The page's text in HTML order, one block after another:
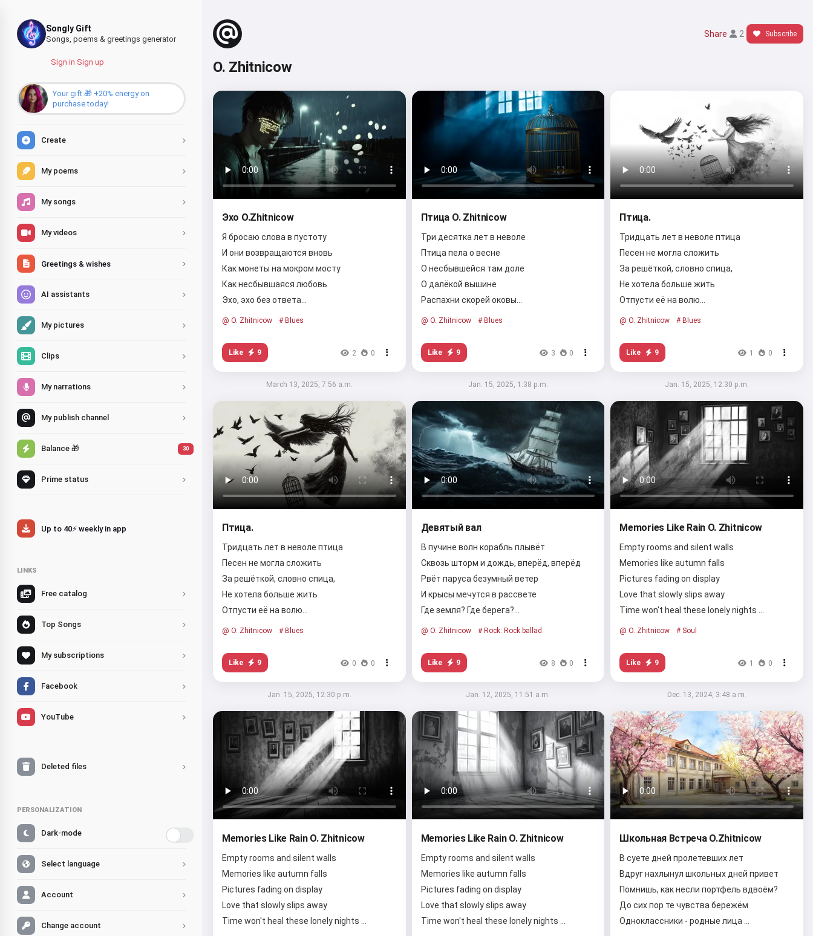
Songly Gift
Songs, poems & greetings generator
Sign in·Sign up
Your gift 🎁 +20% energy on
purchase today!
Create
My poems
My songs
My videos
Greetings & wishes
AI assistants
My pictures
Clips
My narrations
My publish channel
Balance 🎁 30
Prime status
Up to 40⚡ weekly in app
LINKS
Free catalog
Top Songs
My subscriptions
Facebook
YouTube
Deleted files
PERSONALIZATION
Dark-mode
Select language
Account
Change account
Share 2 Subscribe
O. Zhitnicow
Эхо O.Zhitnicow
Я бросаю слова в пустоту
И они возвращаются вновь
Как монеты на мокром мосту
Как несбывшаяся любовь
Эхо, эхо без ответа…
@ O. Zhitnicow # Blues
Like 9 2 0
March 13, 2025, 7:56 a.m.
Птица O. Zhitnicow
Три десятка лет в неволе
Птица пела о весне
О несбывшейся там доле
О далёкой вышине
Распахни скорей оковы…
@ O. Zhitnicow # Blues
Like 9 3 0
Jan. 15, 2025, 1:38 p.m.
Птица.
Тридцать лет в неволе птица
Песен не могла сложить
За решёткой, словно спица,
Не хотела больше жить
Отпусти её на волю…
@ O. Zhitnicow # Blues
Like 9 1 0
Jan. 15, 2025, 12:30 p.m.
Птица.
Тридцать лет в неволе птица
Песен не могла сложить
За решёткой, словно спица,
Не хотела больше жить
Отпусти её на волю…
@ O. Zhitnicow # Blues
Like 9 0 0
Jan. 15, 2025, 12:30 p.m.
Девятый вал
В пучине волн корабль плывёт
Сквозь шторм и дождь, вперёд, вперёд
Рвёт паруса безумный ветер
И крысы мечутся в рассвете
Где земля? Где берега?…
@ O. Zhitnicow # Rock: Rock ballad
Like 9 8 0
Jan. 12, 2025, 11:51 a.m.
Memories Like Rain O. Zhitnicow
Empty rooms and silent walls
Memories like autumn falls
Pictures fading on display
Love that slowly slips away
Time won't heal these lonely nights …
@ O. Zhitnicow # Soul
Like 9 1 0
Dec. 13, 2024, 3:48 a.m.
Memories Like Rain O. Zhitnicow
Empty rooms and silent walls
Memories like autumn falls
Pictures fading on display
Love that slowly slips away
Time won't heal these lonely nights …
Memories Like Rain O. Zhitnicow
Empty rooms and silent walls
Memories like autumn falls
Pictures fading on display
Love that slowly slips away
Time won't heal these lonely nights …
Школьная Встреча O.Zhitnicow
В суете дней пролетевших лет
Вдруг нахлынул школьных дней привет
Помнишь, как несли портфель вдвоём?
До сих пор те чувства бережём
Одноклассники - родные лица …